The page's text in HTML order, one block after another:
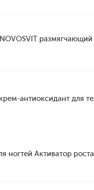
антиоксидант для
ногтей Активатор